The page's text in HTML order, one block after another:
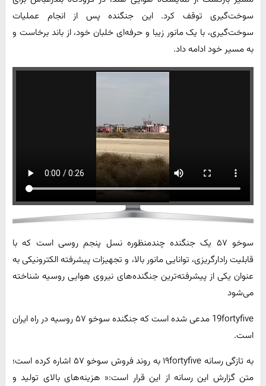
سوخت‌گیری توقف کرد. این جنگنده پس از انجام عملیات
سوخت‌گیری، با یک مانور زیبا و حرفه‌ای خلبان خود، از باند برخاست و
به مسیر خود ادامه داد.
سوخو ۵۷ یک جنگنده چندمنظوره نسل پنجم روسی است که با
قابلیت رادارگریزی، توانایی مانور بالا، و تجهیزات پیشرفته الکترونیکی به
عنوان یکی از پیشرفته‌ترین جنگنده‌های نیروی هوایی روسیه شناخته
می‌شود
19fortyfive مدعی شده است که جنگنده سوخو ۵۷ روسیه در راه ایران
است.
به تازگی رسانه ۱۹fortyfive به روند فروش سوخو ۵۷ اشاره کرده است؛
متن گزارش این رسانه از این قرار است:« هزینه‌های بالای تولید و